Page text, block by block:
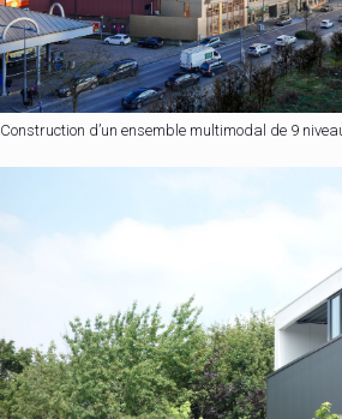
Construction d’un ensemble multimodal de 9